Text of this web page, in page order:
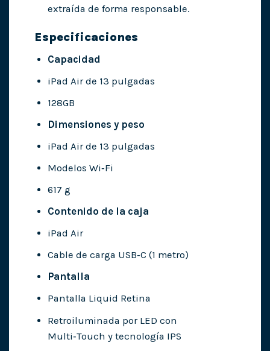
extraída de forma responsable.
Especificaciones
Capacidad
iPad Air de 13 pulgadas
128GB
Dimensiones y peso
iPad Air de 13 pulgadas
Modelos Wi‑Fi
617 g
Contenido de la caja
iPad Air
Cable de carga USB‑C (1 metro)
Pantalla
Pantalla Liquid Retina
Retroiluminada por LED con
Multi‑Touch y tecnología IPS